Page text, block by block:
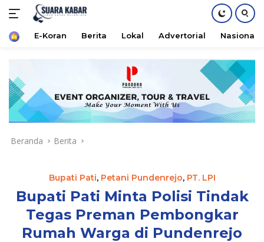
konten
HomeE-Koran Berita Lokal Advertorial Nasional
Beranda Berita
Bupati Pati, Petani Pundenrejo, PT. LPI
Bupati Pati Minta Polisi Tindak
Tegas Preman Pembongkar
Rumah Warga di Pundenrejo